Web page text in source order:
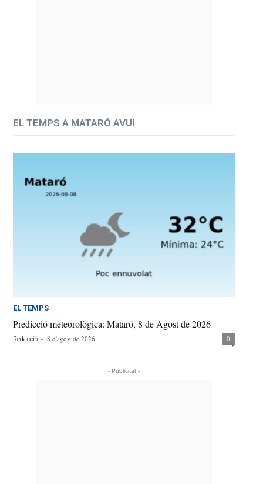
EL TEMPS A MATARÓ AVUI
EL TEMPS
Predicció meteorològica: Mataró, 8 de Agost de 2026
Redacció - 8 d'agost de 2026 0
- Publicitat -